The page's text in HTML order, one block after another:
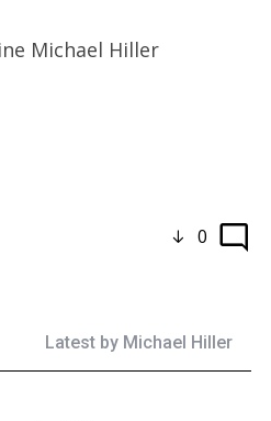
Michael Hiller
0
Latest by Michael Hiller